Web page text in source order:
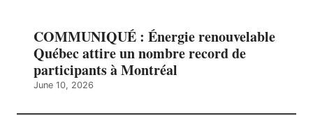
COMMUNIQUÉ : Énergie renouvelable
Québec attire un nombre record de
participants à Montréal
June 10, 2026